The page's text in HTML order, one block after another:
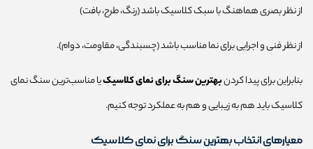
از نظر بصری هماهنگ با سبک کلاسیک باشد (رنگ، طرح، بافت)
از نظر فنی و اجرایی برای نما مناسب باشد (چسبندگی، مقاومت، دوام).
بنابراین برای پیدا کردنبهترین سنگ برای نمای کلاسیکیا مناسب‌ترین سنگ نمای
کلاسیک باید هم به زیبایی و هم به عملکرد توجه کنیم.
معیارهای انتخاب بهترین سنگ برای نمای کلاسیک